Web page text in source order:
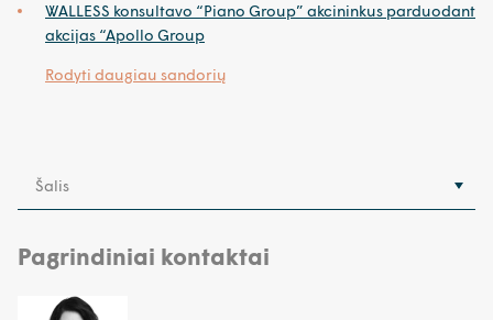
WALLESS konsultavo “Piano Group” akcininkus parduodant
akcijas “Apollo Group
Rodyti daugiau sandorių
Šalis
Pagrindiniai kontaktai